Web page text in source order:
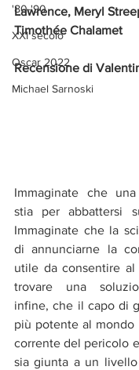
'80-'90
XXI secolo
Oscar 2022
Michael Sarnoski
Lawrence, Meryl
Timothée Chalamet
Recensione di
Immaginate che
stia per abbattersi
Immaginate che la
di annunciarne la
utile da consentire
trovare una
infine, che il capo di
più potente al mondo
corrente del pericolo
sia giunta a un